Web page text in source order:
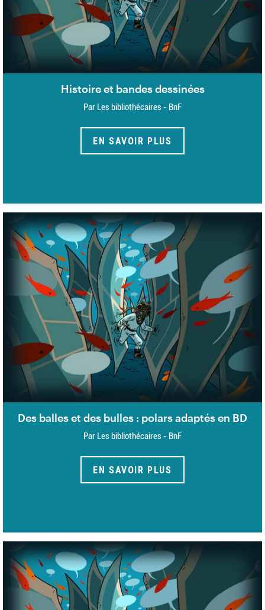
Histoire et bandes dessinées
Par Les bibliothécaires - BnF
EN SAVOIR PLUS
Des balles et des bulles : polars adaptés en BD
Par Les bibliothécaires - BnF
EN SAVOIR PLUS